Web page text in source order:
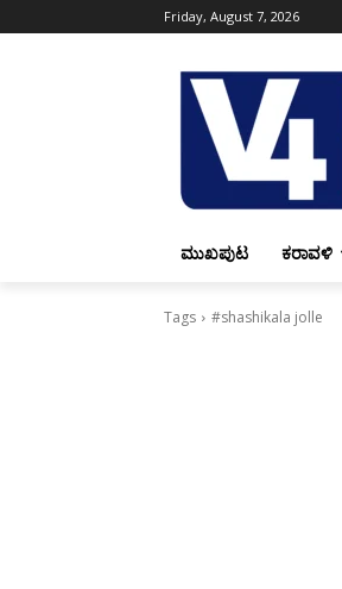
Friday, August 7, 2026
ಮುಖಪುಟ ಕರಾವಳಿ
Tags #shashikala jolle